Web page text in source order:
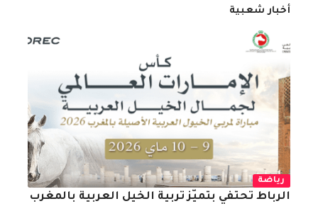
أخبار شعبية
رياضة
الرباط تحتفي بتميّز تربية الخيل العربية بالمغرب